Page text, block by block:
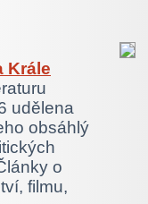
Krále
udělena
obsáhlý
o
filmu,